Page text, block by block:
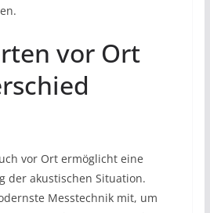
vor Ort
vor Ort ermöglicht eine
der akustischen Situation.
Messtechnik mit, um